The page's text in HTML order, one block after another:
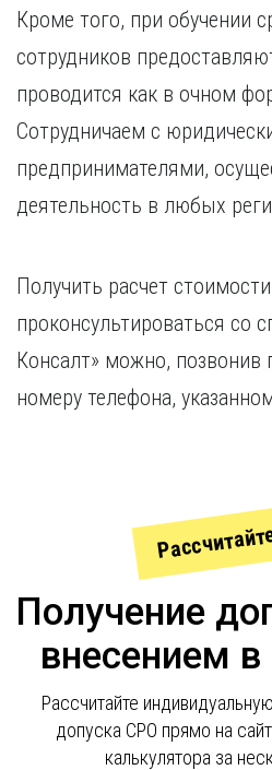
Кроме того, при обучении
сотрудников
проводится как в очном
Сотрудничаем с
предпринимателями,
деятельность в любых
Получить расчет
проконсультироваться со
Консалт» можно, позвонив
номеру телефона,
Получение
внесением в
Рассчитайте
допуска СРО прямо на
калькулятора за